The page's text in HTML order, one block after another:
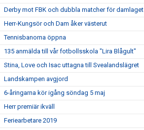
Derby mot FBK och dubbla matcher för damlaget
Herr-Kungsör och Dam åker västerut
Tennisbanorna öppna
135 anmälda till vår fotbollsskola "Lira Blågult"
Stina, Love och Isac uttagna till Svealandslägret
Landskampen avgjord
6-åringarna kör igång söndag 5 maj
Herr premiär ikväll
Feriearbetare 2019